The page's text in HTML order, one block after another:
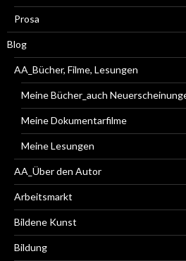
Prosa
Blog
AA_Bücher, Filme, Lesungen
Meine Bücher_auch
Meine Dokumentarfilme
Meine Lesungen
AA_Über den Autor
Arbeitsmarkt
Bildene Kunst
Bildung